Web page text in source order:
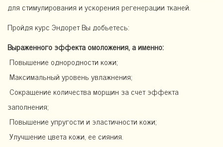
для стимулирования и ускорения регенерации тканей.
Пройдя курс Эндорет Вы добьетесь:
Выраженного эффекта омоложения, а именно:
Повышение однородности кожи;
Максимальный уровень увлажнения;
Сокращение количества морщин за счет эффекта
заполнения;
Повышение упругости и эластичности кожи;
Улучшение цвета кожи, ее сияния.